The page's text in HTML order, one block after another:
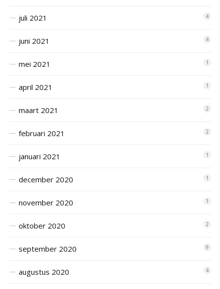
juli 2021 4
juni 2021 4
mei 2021 1
april 2021 1
maart 2021 2
februari 2021 2
januari 2021 1
december 2020 1
november 2020 1
oktober 2020 2
september 2020 9
augustus 2020 4